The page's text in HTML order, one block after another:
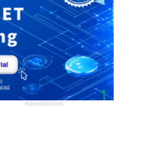
Advertisement